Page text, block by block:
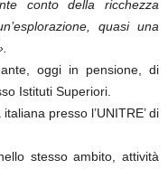
conto della ricchezza
quasi una
oggi in pensione, di
Istituti Superiori.
presso l’UNITRE’ di
stesso ambito, attività